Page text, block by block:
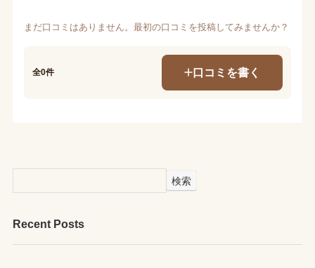
まだ口コミはありません。最初の口コミを投稿してみませんか？
全0件 口コミを書く
検索
Recent Posts